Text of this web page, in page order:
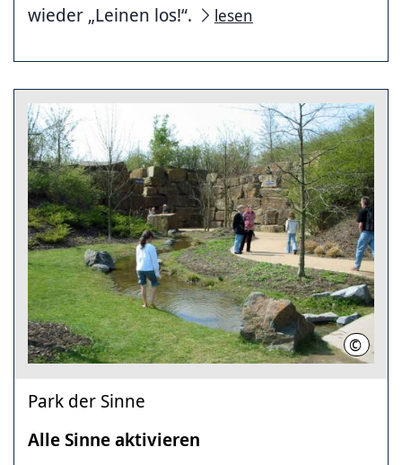
wieder „Leinen los!“.
lesen
© HMTG
Park der Sinne
Alle Sinne aktivieren